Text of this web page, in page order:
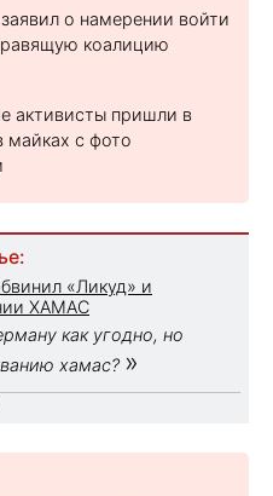
о намерении войти
коалицию
активисты пришли в
майках с фото
«Ликуд» и
ХАМАС
как угодно, но
хамас? »